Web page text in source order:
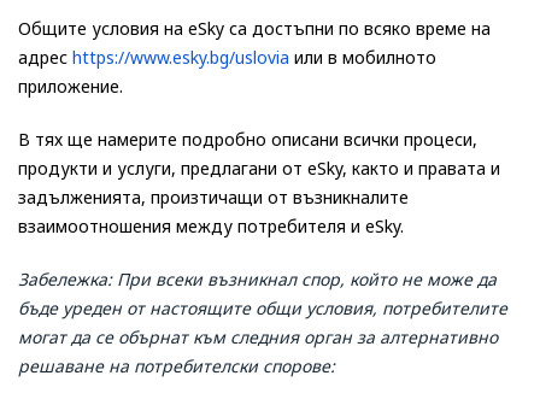
Общите условия на eSky са достъпни по всяко време на
адрес https://www.esky.bg/uslovia или в мобилното
приложение.
В тях ще намерите подробно описани всички процеси,
продукти и услуги, предлагани от eSky, както и правата и
задълженията, произтичащи от възникналите
взаимоотношения между потребителя и eSky.
Забележка: При всеки възникнал спор, който не може да
бъде уреден от настоящите общи условия, потребителите
могат да се обърнат към следния орган за алтернативно
решаване на потребителски спорове: